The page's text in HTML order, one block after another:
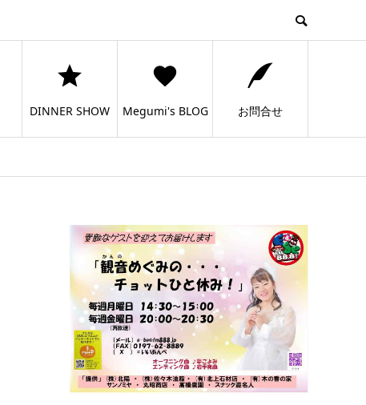
DINNER SHOW Megumi's BLOG お問合せ